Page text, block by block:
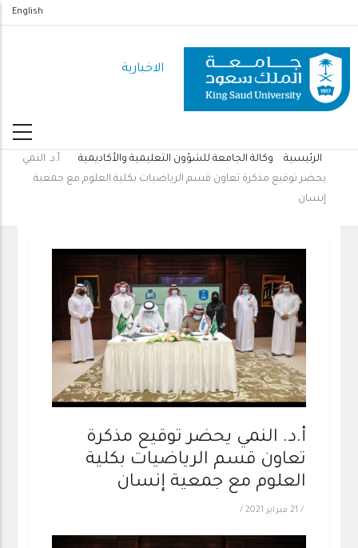
المحتوى
الرئيسي
English
الاخبارية
مسار
التنقل
الرئيسية وكالة الجامعة للشؤون التعليمية والأكاديمية
أ.د. النمي
يحضر توقيع مذكرة تعاون قسم الرياضيات بكلية العلوم مع جمعية
إنسان
أ.د. النمي يحضر توقيع مذكرة
تعاون قسم الرياضيات بكلية
العلوم مع جمعية إنسان
/ 21 فبراير 2021 /